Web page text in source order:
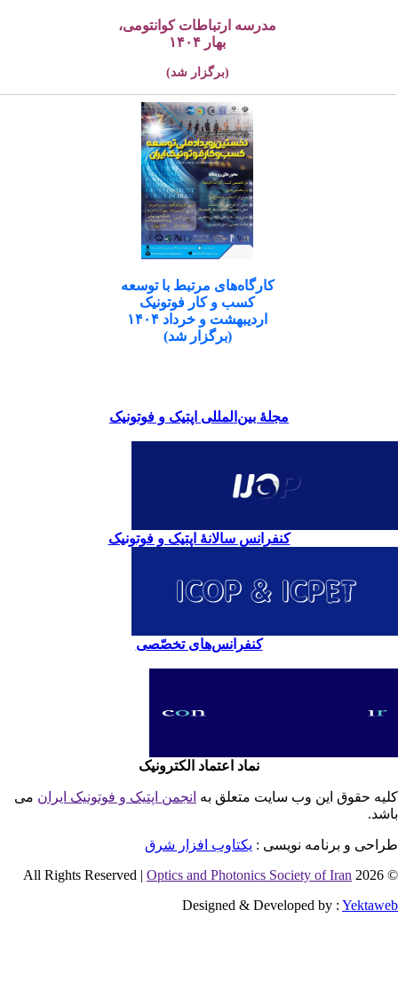
مدرسه ارتباطات کوانتومی،
بهار ۱۴۰۴
(برگزار شد)
کارگاه‌های مرتبط با توسعه
کسب و کار فوتونیک
اردیبهشت و خرداد ۱۴۰۴
(برگزار شد)
مجلۀ بین‌المللی اپتیک و فوتونیک
کنفرانس سالانۀ اپتیک و فوتونیک
کنفرانس‌های تخصّصی
نماد اعتماد الکترونیک
حقوق این وب سایت متعلق بهانجمن اپتیک و فوتونیک ایران می
و برنامه نویسی : یکتاوب افزار شرق
©
Optics and Photonics Society of Iran
Designed & Developed by :